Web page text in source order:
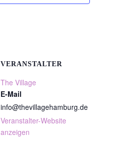
VERANSTALTER
The Village
E-Mail
info@thevillagehamburg.de
Veranstalter-Website
anzeigen